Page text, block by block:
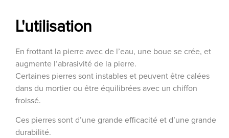
L'utilisation
En frottant la pierre avec de l’eau, une boue se crée, et
augmente l’abrasivité de la pierre.
Certaines pierres sont instables et peuvent être calées
dans du mortier ou être équilibrées avec un chiffon
froissé.
Ces pierres sont d’une grande efficacité et d’une grande
durabilité.